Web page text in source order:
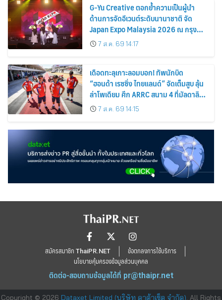
G-Yu Creative ตอกย้ำความเป็นผู้นำ
ด้านการจัดอีเวนต์ระดับนานาชาติ จัด
Japan Expo Malaysia 2026 ณ กรุง
กัวลาลัมเปอร์อย่างยิ่งใหญ่
7 ส.ค. 69 14:17
เดือดทะลุเกาะลอมบอก! ทัพนักบิด
“ฮอนด้า เรซซิ่ง ไทยแลนด์” จัดเต็มสูบ ลุ้น
ล่าโพเดียม ศึก ARRC สนาม 4 ที่มัลดาลิ
กา 7 ส.ค. 69 14:15
สมัครสมาชิก ThaiPR.NET
ข้อตกลงการใช้บริการ
นโยบายคุ้มครองข้อมูลส่วนบุคคล
ติดต่อ-สอบถามข้อมูลได้ที่ pr@thaipr.net
Copyright © 2026 Dataxet Limited (บริษัท ดาต้าเซ็ต จำกัด). All Rights